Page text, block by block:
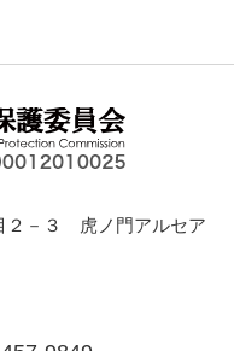
２－３ 虎ノ門アルセア